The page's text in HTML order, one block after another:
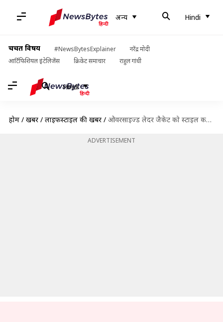
अन्य Hindi
चर्चित विषय #NewsBytesExplainer
नरेंद्र मोदी
आर्टिफिशियल इंटेलिजेंस
क्रिकेट समाचार राहुल गांधी
Hindi
होम / खबरें / लाइफस्टाइल की खबरें / ओवरसाइज्ड लेदर जैकेट को स्टाइल करने के लिए आजमाएं ये 5 सरल तरीके
ADVERTISEMENT